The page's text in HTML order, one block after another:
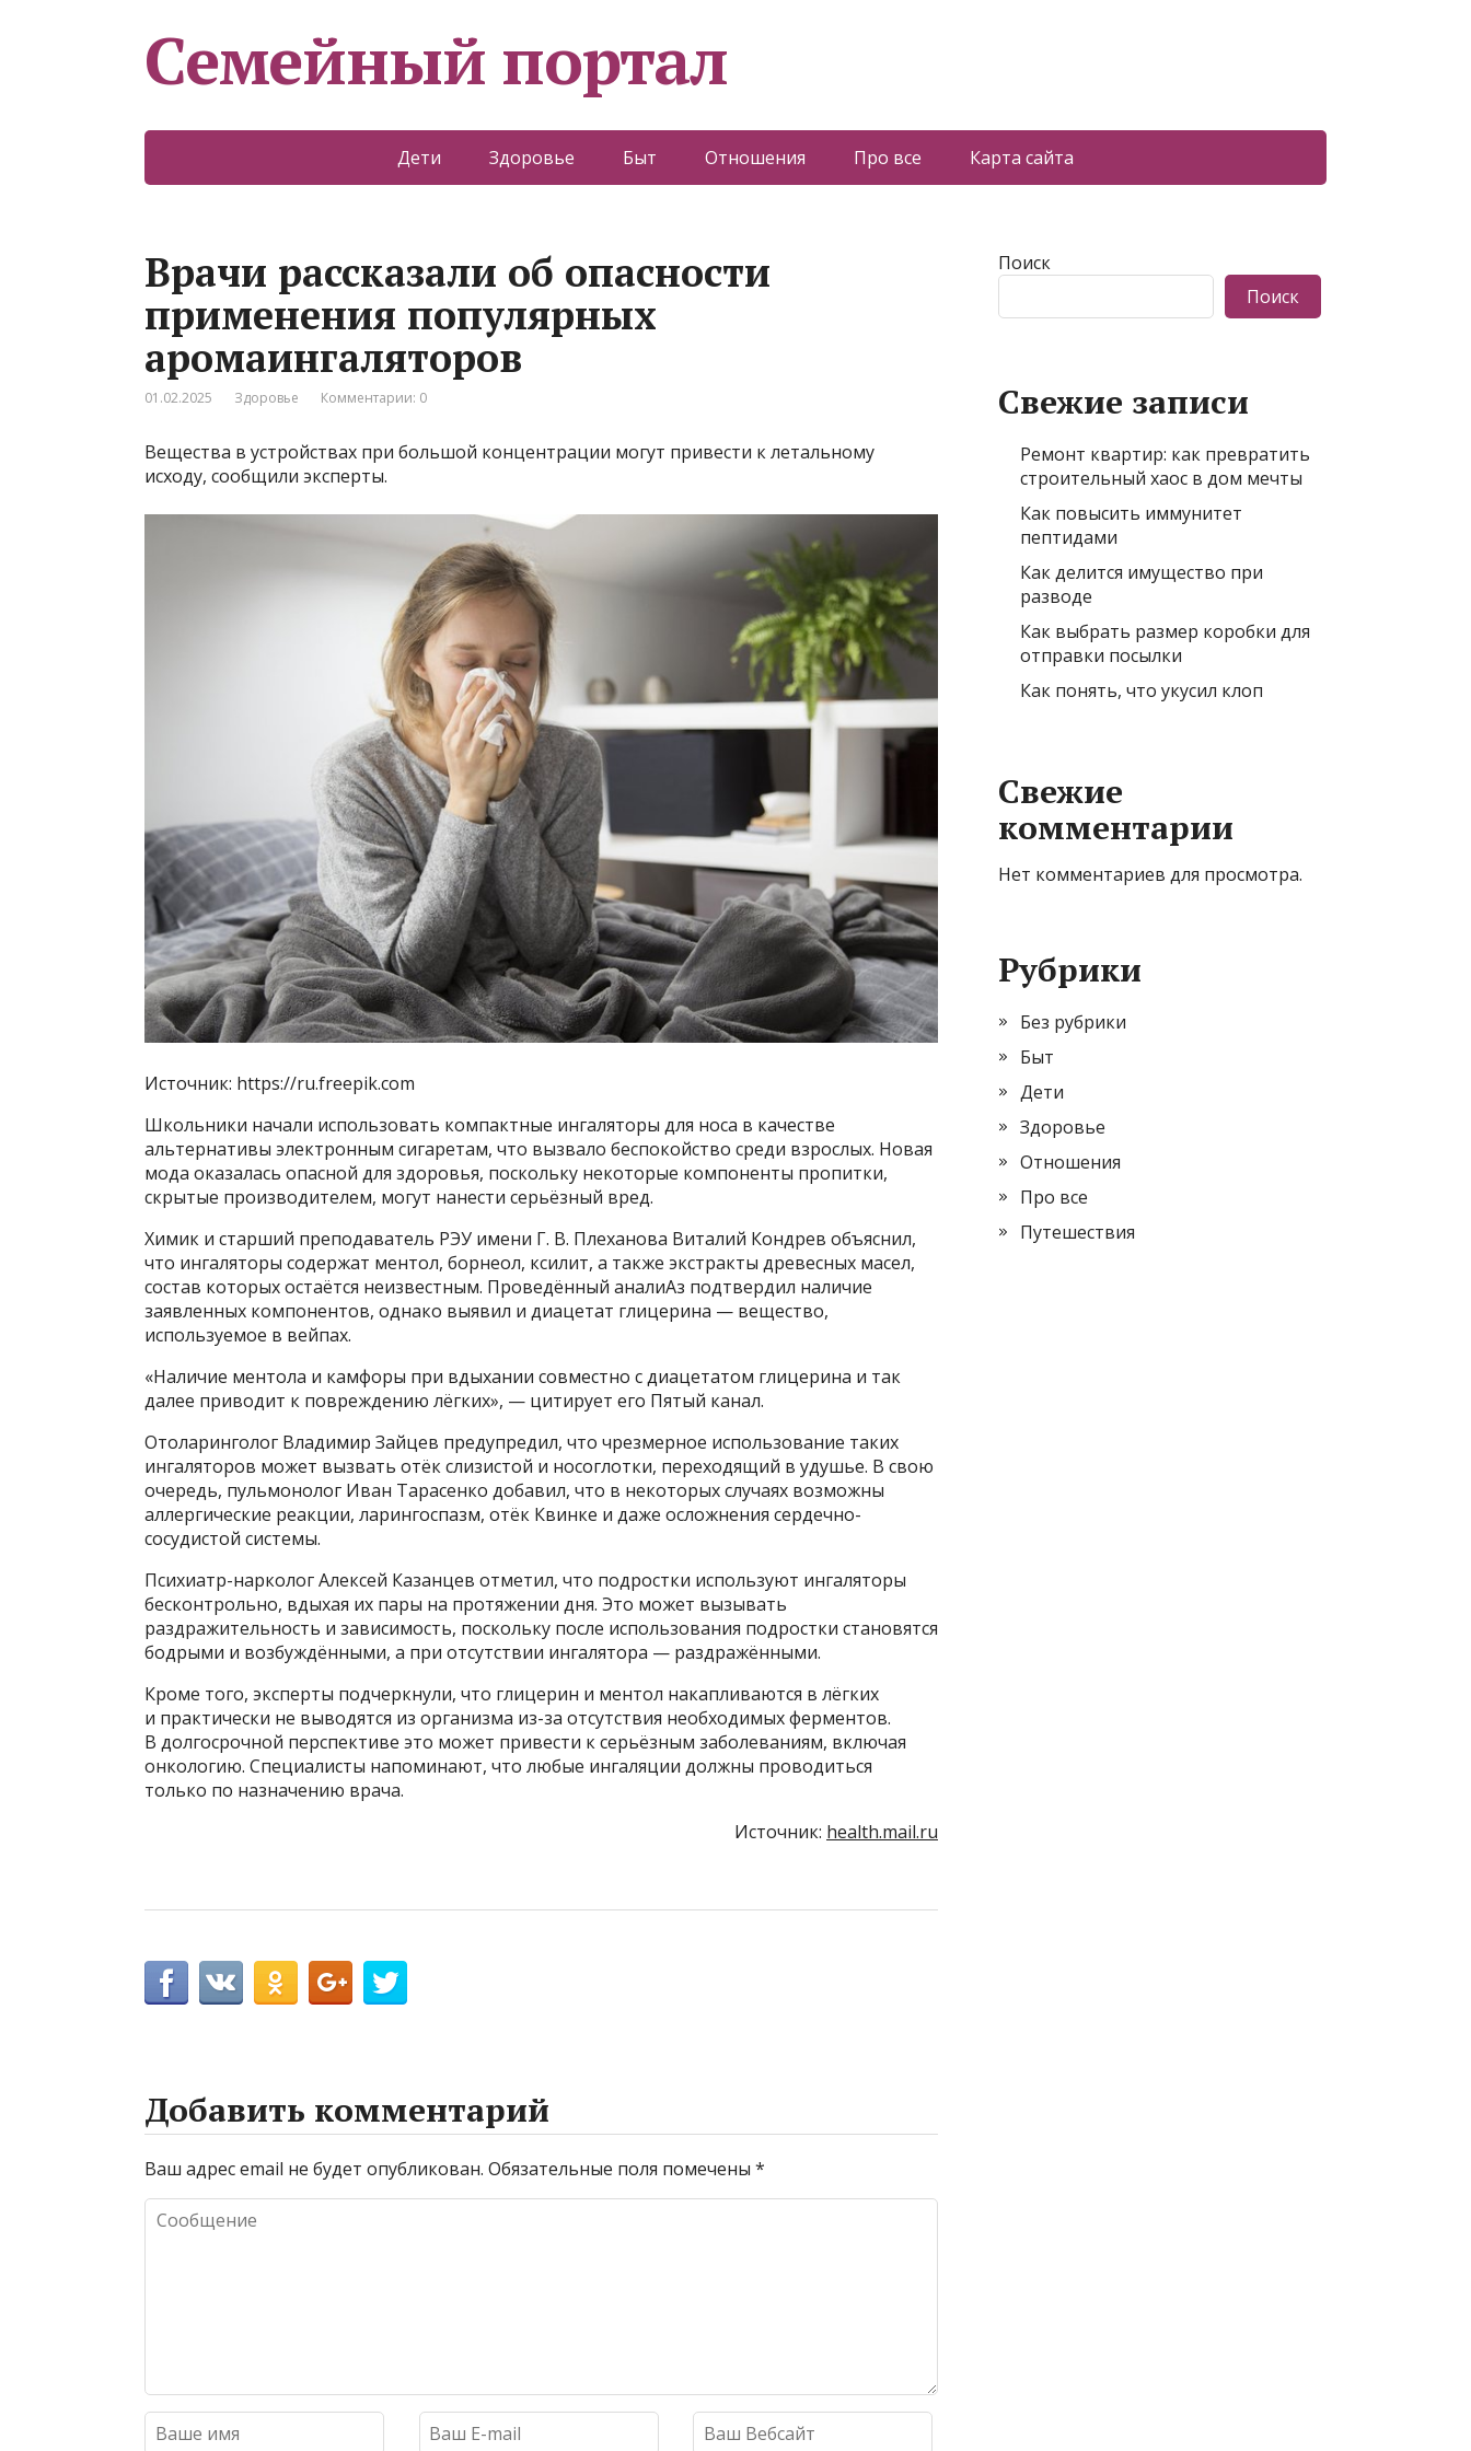
Семейный портал
Дети Здоровье Быт Отношения Про все Карта сайта
Врачи рассказали об опасности
применения популярных
аромаингаляторов
01.02.2025 Здоровье Комментарии: 0
Вещества в устройствах при большой концентрации могут привести к летальному
исходу, сообщили эксперты.
Источник: https://ru.freepik.com
Школьники начали использовать компактные ингаляторы для носа в качестве
альтернативы электронным сигаретам, что вызвало беспокойство среди взрослых. Новая
мода оказалась опасной для здоровья, поскольку некоторые компоненты пропитки,
скрытые производителем, могут нанести серьёзный вред.
Химик и старший преподаватель РЭУ имени Г. В. Плеханова Виталий Кондрев объяснил,
что ингаляторы содержат ментол, борнеол, ксилит, а также экстракты древесных масел,
состав которых остаётся неизвестным. Проведённый аналиAз подтвердил наличие
заявленных компонентов, однако выявил и диацетат глицерина — вещество,
используемое в вейпах.
«Наличие ментола и камфоры при вдыхании совместно с диацетатом глицерина и так
далее приводит к повреждению лёгких», — цитирует его Пятый канал.
Отоларинголог Владимир Зайцев предупредил, что чрезмерное использование таких
ингаляторов может вызвать отёк слизистой и носоглотки, переходящий в удушье. В свою
очередь, пульмонолог Иван Тарасенко добавил, что в некоторых случаях возможны
аллергические реакции, ларингоспазм, отёк Квинке и даже осложнения сердечно-
сосудистой системы.
Психиатр-нарколог Алексей Казанцев отметил, что подростки используют ингаляторы
бесконтрольно, вдыхая их пары на протяжении дня. Это может вызывать
раздражительность и зависимость, поскольку после использования подростки становятся
бодрыми и возбуждёнными, а при отсутствии ингалятора — раздражёнными.
Кроме того, эксперты подчеркнули, что глицерин и ментол накапливаются в лёгких
и практически не выводятся из организма из-за отсутствия необходимых ферментов.
В долгосрочной перспективе это может привести к серьёзным заболеваниям, включая
онкологию. Специалисты напоминают, что любые ингаляции должны проводиться
только по назначению врача.
Источник: health.mail.ru
Добавить комментарий
Ваш адрес email не будет опубликован. Обязательные поля помечены *
Поиск
Поиск
Свежие записи
Ремонт квартир: как превратить
строительный хаос в дом мечты
Как повысить иммунитет
пептидами
Как делится имущество при
разводе
Как выбрать размер коробки для
отправки посылки
Как понять, что укусил клоп
Свежие
комментарии
Нет комментариев для просмотра.
Рубрики
Без рубрики
Быт
Дети
Здоровье
Отношения
Про все
Путешествия